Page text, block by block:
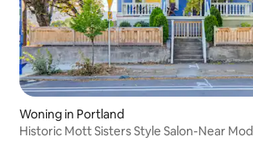
Woning in Portland
Historic Mott Sisters Style Salon-Near